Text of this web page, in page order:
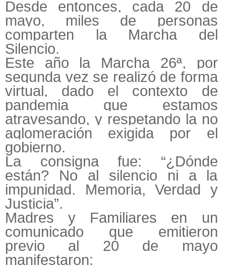
Desde entonces, cada 20 de
mayo, miles de personas
comparten la Marcha del
Silencio.
Este año la Marcha 26ª, por
segunda vez se realizó de forma
virtual, dado el contexto de
pandemia que estamos
atravesando, y respetando la no
aglomeración exigida por el
gobierno.
La consigna fue: “¿Dónde
están? No al silencio ni a la
impunidad. Memoria, Verdad y
Justicia”.
Madres y Familiares en un
comunicado que emitieron
previo al 20 de mayo
manifestaron: